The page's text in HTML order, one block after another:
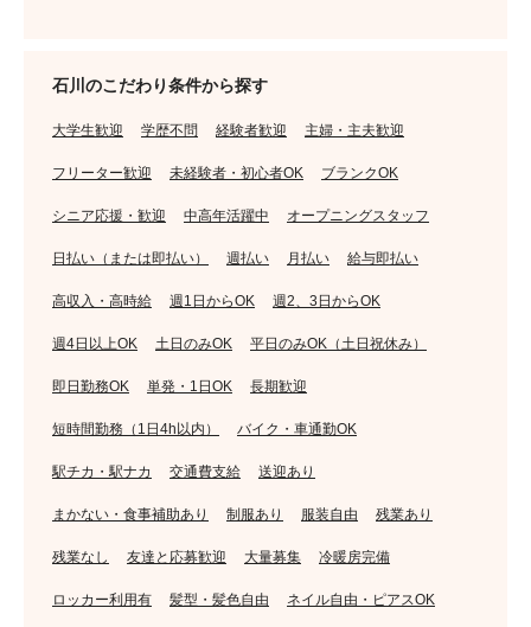
石川のこだわり条件から探す
大学生歓迎 学歴不問 経験者歓迎 主婦・主夫歓迎
フリーター歓迎 未経験者・初心者OK ブランクOK
シニア応援・歓迎 中高年活躍中 オープニングスタッフ
日払い（または即払い） 週払い 月払い 給与即払い
高収入・高時給 週1日からOK 週2、3日からOK
週4日以上OK 土日のみOK 平日のみOK（土日祝休み）
即日勤務OK 単発・1日OK 長期歓迎
短時間勤務（1日4h以内） バイク・車通勤OK
駅チカ・駅ナカ 交通費支給 送迎あり
まかない・食事補助あり 制服あり 服装自由 残業あり
残業なし 友達と応募歓迎 大量募集 冷暖房完備
ロッカー利用有 髪型・髪色自由 ネイル自由・ピアスOK